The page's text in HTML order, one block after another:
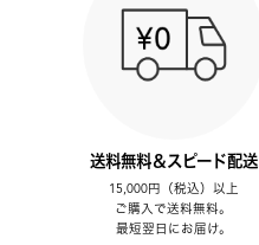
送料無料＆スピード配送
15,000円（税込）以上
ご購入で送料無料。
最短翌日にお届け。